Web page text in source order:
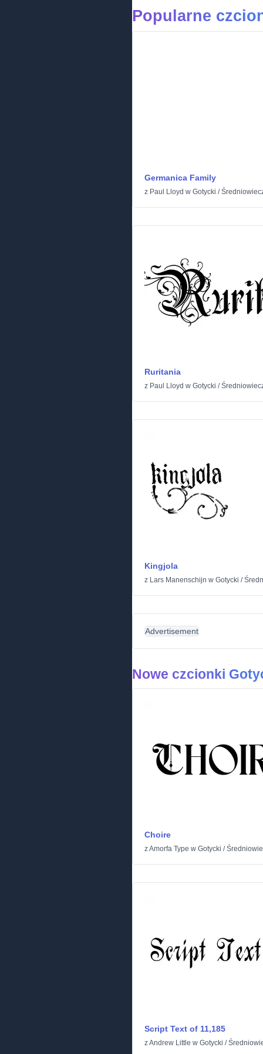
Popularne
Germanica Family
z Paul Lloyd w Gotycki /
Ruritania
z Paul Lloyd w Gotycki /
Kingjola
z Lars Manenschijn w Gotycki /
Advertisement
Nowe czcionki
Choire
zAmorfa Type w Gotycki /
Script Text of 11,185
zAndrew Little w Gotycki /